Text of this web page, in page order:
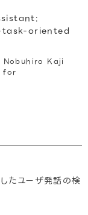
oriented
Kaji
for
たユーザ発話の検